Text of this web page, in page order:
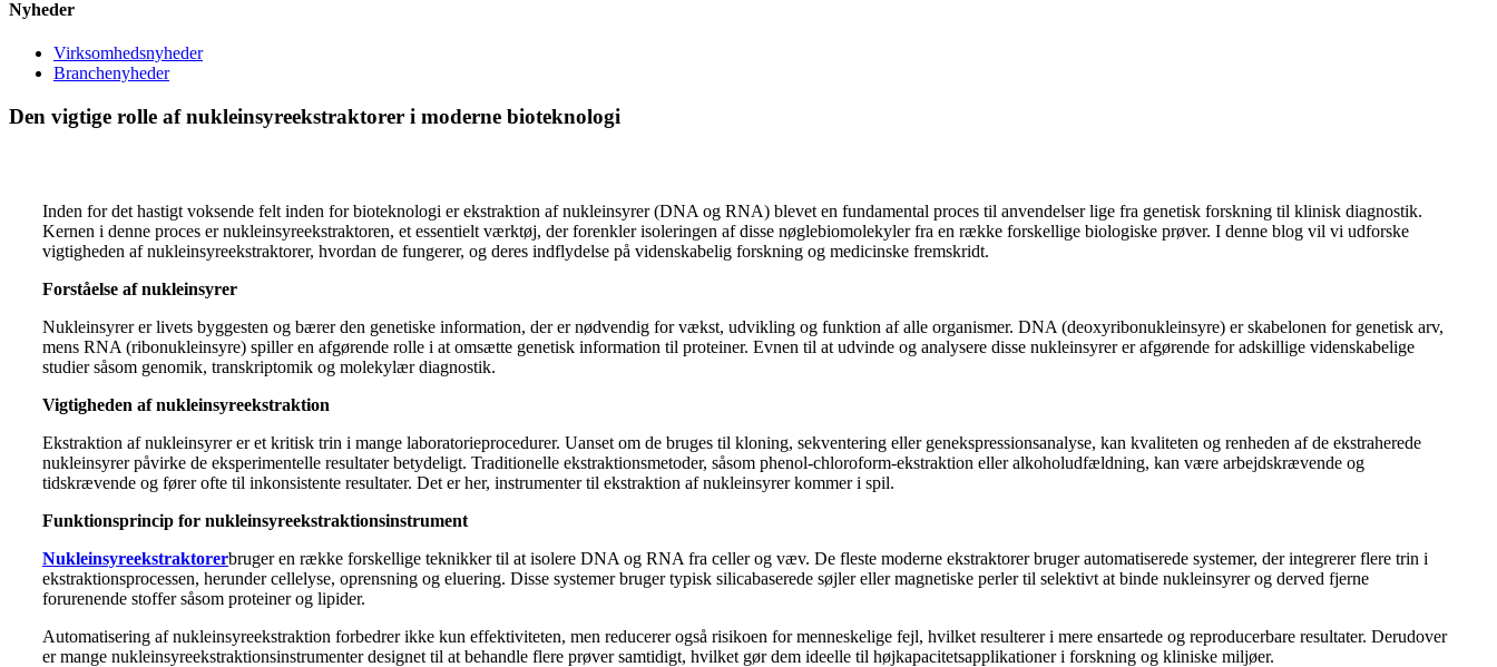
Nyheder
Virksomhedsnyheder
Branchenyheder
Den vigtige rolle af nukleinsyreekstraktorer i moderne bioteknologi
Inden for det hastigt voksende felt inden for bioteknologi er ekstraktion af nukleinsyrer (DNA og RNA) blevet en fundamental proces til anvendelser lige fra genetisk forskning til klinisk diagnostik.
Kernen i denne proces er nukleinsyreekstraktoren, et essentielt værktøj, der forenkler isoleringen af ​​disse nøglebiomolekyler fra en række forskellige biologiske prøver. I denne blog vil vi udforske
vigtigheden af ​​nukleinsyreekstraktorer, hvordan de fungerer, og deres indflydelse på videnskabelig forskning og medicinske fremskridt.
Forståelse af nukleinsyrer
Nukleinsyrer er livets byggesten og bærer den genetiske information, der er nødvendig for vækst, udvikling og funktion af alle organismer. DNA (deoxyribonukleinsyre) er skabelonen for genetisk arv,
mens RNA (ribonukleinsyre) spiller en afgørende rolle i at omsætte genetisk information til proteiner. Evnen til at udvinde og analysere disse nukleinsyrer er afgørende for adskillige videnskabelige
studier såsom genomik, transkriptomik og molekylær diagnostik.
Vigtigheden af ​​​​nukleinsyreekstraktion
Ekstraktion af nukleinsyrer er et kritisk trin i mange laboratorieprocedurer. Uanset om de bruges til kloning, sekventering eller genekspressionsanalyse, kan kvaliteten og renheden af ​​de ekstraherede
nukleinsyrer påvirke de eksperimentelle resultater betydeligt. Traditionelle ekstraktionsmetoder, såsom phenol-chloroform-ekstraktion eller alkoholudfældning, kan være arbejdskrævende og
tidskrævende og fører ofte til inkonsistente resultater. Det er her, instrumenter til ekstraktion af nukleinsyrer kommer i spil.
Funktionsprincip for nukleinsyreekstraktionsinstrument
Nukleinsyreekstraktorerbruger en række forskellige teknikker til at isolere DNA og RNA fra celler og væv. De fleste moderne ekstraktorer bruger automatiserede systemer, der integrerer flere trin i
ekstraktionsprocessen, herunder cellelyse, oprensning og eluering. Disse systemer bruger typisk silicabaserede søjler eller magnetiske perler til selektivt at binde nukleinsyrer og derved fjerne
forurenende stoffer såsom proteiner og lipider.
Automatisering af nukleinsyreekstraktion forbedrer ikke kun effektiviteten, men reducerer også risikoen for menneskelige fejl, hvilket resulterer i mere ensartede og reproducerbare resultater. Derudover
er mange nukleinsyreekstraktionsinstrumenter designet til at behandle flere prøver samtidigt, hvilket gør dem ideelle til højkapacitetsapplikationer i forskning og kliniske miljøer.